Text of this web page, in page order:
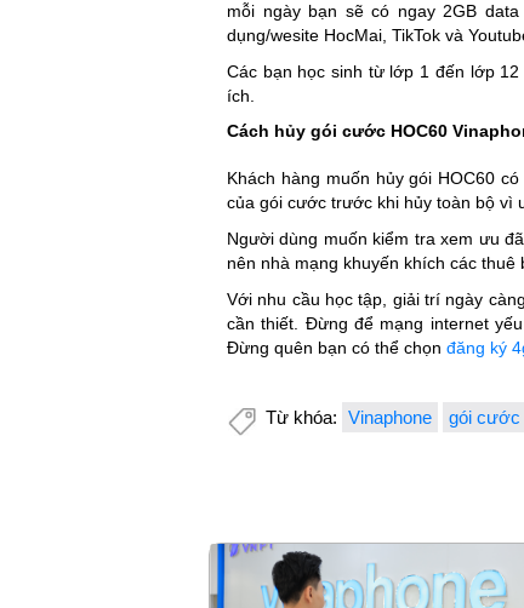
mỗi ngày bạn sẽ có ngay 2GB
dụng/wesite HocMai, TikTok và
Các bạn học sinh từ lớp 1 đến lớp
ích.
Cách hủy gói cước HOC60
Khách hàng muốn hủy gói HOC60
của gói cước trước khi hủy toàn bộ vì
Người dùng muốn kiểm tra xem ưu
nên nhà mạng khuyến khích các
Với nhu cầu học tập, giải trí ngày
cần thiết. Đừng để mạng internet
Đừng quên bạn có thể chọn đăng ký
Từ khóa: Vinaphone gói cước